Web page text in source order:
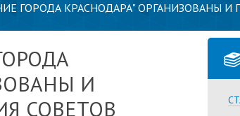
ГОРОДА КРАСНОДАРА" ОРГАНИЗОВАНЫ
И
СОВЕТОВ